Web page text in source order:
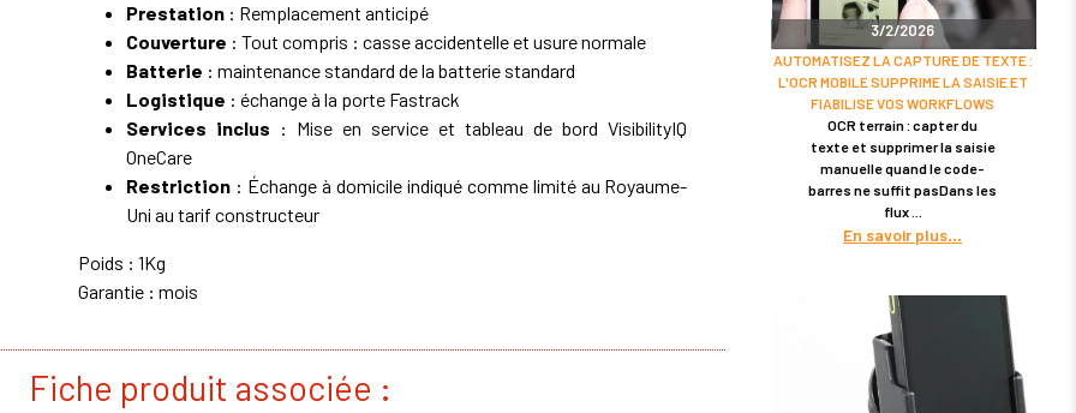
Prestation : Remplacement anticipé
Couverture : Tout compris : casse accidentelle et usure normale
Batterie : maintenance standard de la batterie standard
Logistique : échange à la porte Fastrack
Services inclus : Mise en service et tableau de bord VisibilityIQ
OneCare
Restriction : Échange à domicile indiqué comme limité au Royaume-
Uni au tarif constructeur
Poids : 1Kg
Garantie : mois
Fiche produit associée :
3/2/2026
AUTOMATISEZ LA CAPTURE DE TEXTE :
L'OCR MOBILE SUPPRIME LA SAISIE ET
FIABILISE VOS WORKFLOWS
OCR terrain : capter du
texte et supprimer la saisie
manuelle quand le code-
barres ne suffit pasDans les
flux
En savoir plus